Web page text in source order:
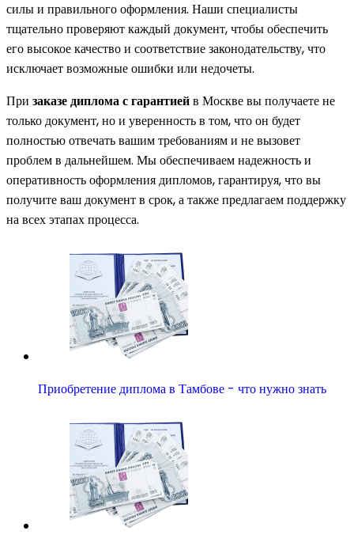
силы и правильного оформления. Наши специалисты
тщательно проверяют каждый документ, чтобы обеспечить
его высокое качество и соответствие законодательству, что
исключает возможные ошибки или недочеты.
При заказе диплома с гарантиейв Москве вы получаете не
только документ, но и уверенность в том, что он будет
полностью отвечать вашим требованиям и не вызовет
проблем в дальнейшем. Мы обеспечиваем надежность и
оперативность оформления дипломов, гарантируя, что вы
получите ваш документ в срок, а также предлагаем поддержку
на всех этапах процесса.
Приобретение диплома в Тамбове - что нужно знать